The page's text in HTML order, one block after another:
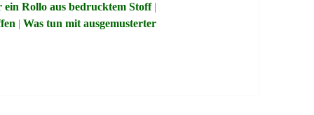
Rollo aus bedrucktem Stoff|
|Was tun mit ausgemusterter